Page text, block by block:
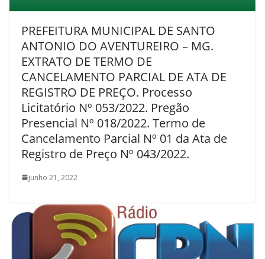
PREFEITURA MUNICIPAL DE SANTO
ANTONIO DO AVENTUREIRO – MG.
EXTRATO DE TERMO DE
CANCELAMENTO PARCIAL DE ATA DE
REGISTRO DE PREÇO. Processo
Licitatório Nº 053/2022. Pregão
Presencial Nº 018/2022. Termo de
Cancelamento Parcial Nº 01 da Ata de
Registro de Preço Nº 043/2022.
junho 21, 2022